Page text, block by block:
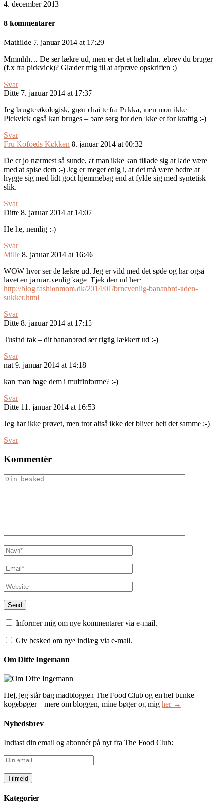
4. december 2013
8 kommentarer
Mathilde 7. januar 2014 at 17:29
Mmmhh… De ser lækre ud, men er det et helt alm. tebrev du bruger
(f.x fra pickvick)? Glæder mig til at afprøve opskriften :)
Svar
Ditte 7. januar 2014 at 17:37
Jeg brugte økologisk, grøn chai te fra Pukka, men mon ikke
Pickvick også kan bruges – bare sørg for den ikke er for kraftig :-)
Svar
Fru Kofoeds Køkken 8. januar 2014 at 00:32
De er jo nærmest så sunde, at man ikke kan tillade sig at lade være
med at spise dem :-) Jeg er meget enig i, at det må være bedre at
hygge sig med lidt godt hjemmebag end at fylde sig med syntetisk
slik.
Svar
Ditte 8. januar 2014 at 14:07
He he, nemlig :-)
Svar
Mille 8. januar 2014 at 16:46
WOW hvor ser de lækre ud. Jeg er vild med det søde og har også
lavet en januar-venlig kage. Tjek den ud her:
http://blog.fashionmom.dk/2014/01/brnevenlig-bananbrd-uden-
sukker.html
Svar
Ditte 8. januar 2014 at 17:13
Tusind tak – dit bananbrød ser rigtig lækkert ud :-)
Svar
nat 9. januar 2014 at 14:18
kan man bage dem i muffinforme? :-)
Svar
Ditte 11. januar 2014 at 16:53
Jeg har ikke prøvet, men tror altså ikke det bliver helt det samme :-)
Svar
Kommentér
Informer mig om nye kommentarer via e-mail.
Giv besked om nye indlæg via e-mail.
Om Ditte Ingemann
Hej, jeg står bag madbloggen The Food Club og en hel bunke
kogebøger – mere om bloggen, mine bøger og mig her → .
Nyhedsbrev
Indtast din email og abonnér på nyt fra The Food Club:
Din
email
Kategorier